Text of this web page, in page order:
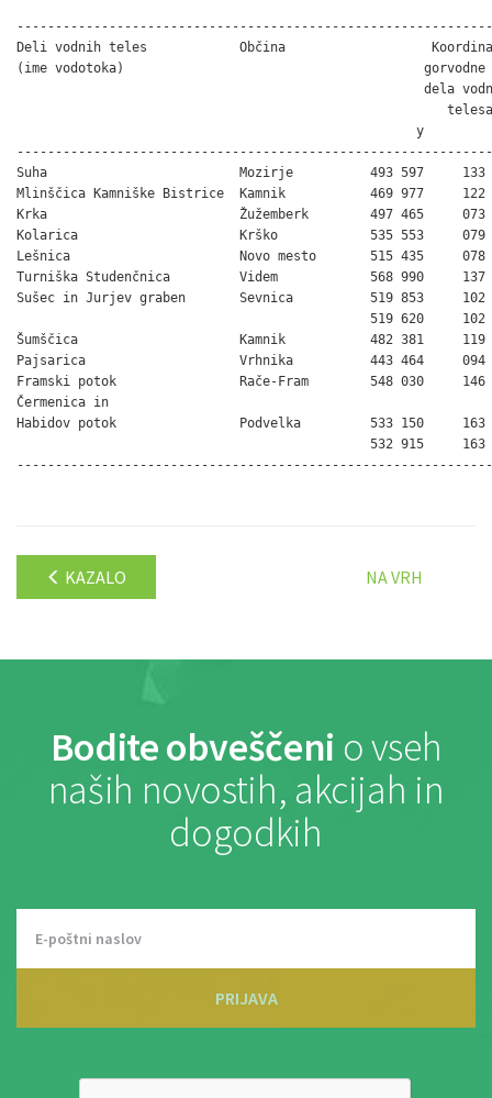
Deli vodnih teles            Občina
(ime vodotoka)                                       gorvodne
dela
y
Suha                         Mozirje          493 597     133
Mlinščica Kamniške Bistrice  Kamnik           469 977
Krka                         Žužemberk        497 465     073
Kolarica                     Krško            535 553     079
Lešnica                      Novo mesto       515 435     078
Turniška Studenčnica         Videm            568 990
Sušec in Jurjev graben       Sevnica          519 853
519 620     102
Šumščica                     Kamnik           482 381     119
Pajsarica                    Vrhnika          443 464     094
Framski potok                Rače-Fram        548 030
Čermenica in
Habidov potok                Podvelka         533 150     163
532 915     163
KAZALO NA VRH
Bodite obveščeni o vseh
naših novostih, akcijah in
dogodkih
PRIJAVA